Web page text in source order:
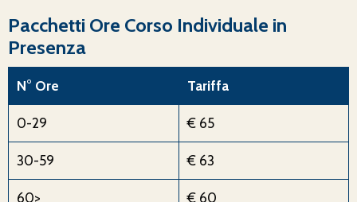
Pacchetti Ore Corso Individuale in
Presenza
N° Ore Tariffa
0-29 € 65
30-59 € 63
60> € 60